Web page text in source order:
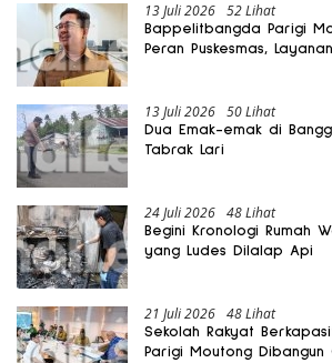
13 Juli 2026 52 Lihat
Bappelitbangda Parigi
Peran Puskesmas,
13 Juli 2026 50 Lihat
Dua Emak-emak di
Tabrak Lari
24 Juli 2026 48 Lihat
Begini Kronologi Rumah
yang Ludes Dilalap Api
21 Juli 2026 48 Lihat
Sekolah Rakyat
Parigi Moutong Dibangun